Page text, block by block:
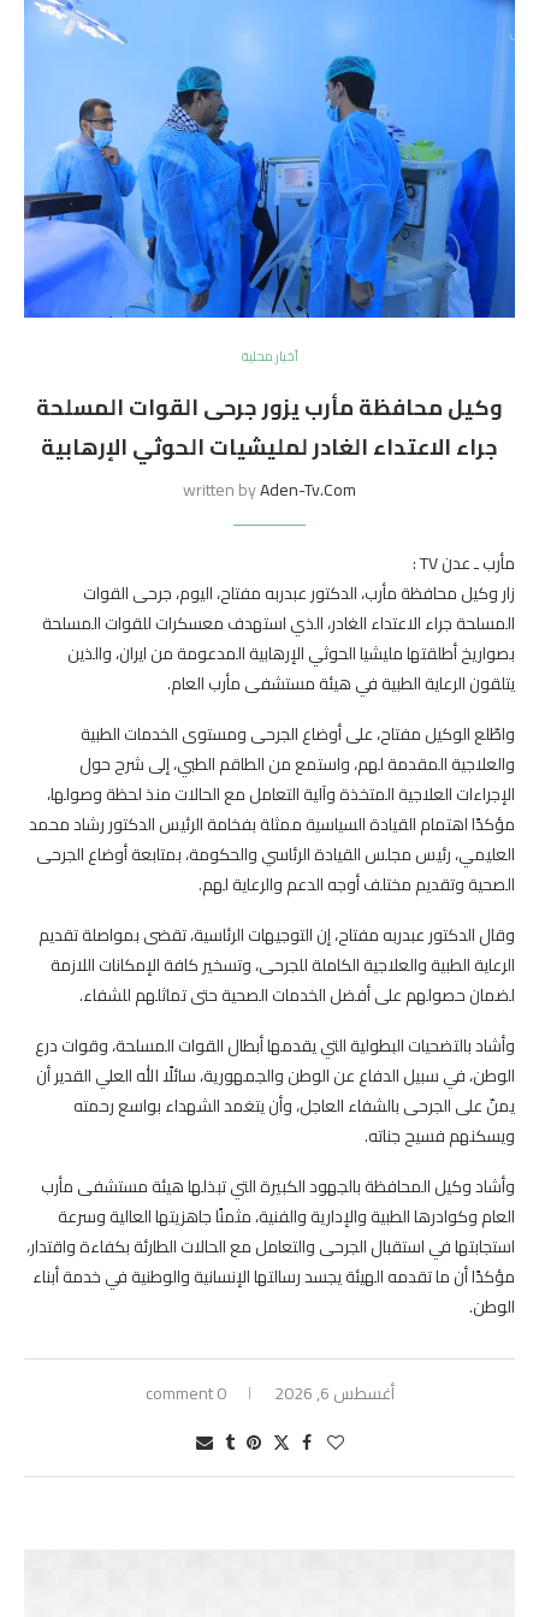
أخبار محلية
وكيل محافظة مأرب يزور جرحى القوات المسلحة
جراء الاعتداء الغادر لمليشيات الحوثي الإرهابية
written byAden-Tv.com
مأرب ـ عدن TV :
زار وكيل محافظة مأرب، الدكتور عبدربه مفتاح، اليوم، جرحى القوات
المسلحة جراء الاعتداء الغادر، الذي استهدف معسكرات للقوات المسلحة
بصواريخ أطلقتها مليشيا الحوثي الإرهابية المدعومة من ايران، والذين
يتلقون الرعاية الطبية في هيئة مستشفى مأرب العام.
واطّلع الوكيل مفتاح، على أوضاع الجرحى ومستوى الخدمات الطبية
والعلاجية المقدمة لهم، واستمع من الطاقم الطبي، إلى شرح حول
الإجراءات العلاجية المتخذة وآلية التعامل مع الحالات منذ لحظة وصولها،
مؤكدًا اهتمام القيادة السياسية ممثلة بفخامة الرئيس الدكتور رشاد محمد
العليمي، رئيس مجلس القيادة الرئاسي والحكومة، بمتابعة أوضاع الجرحى
الصحية وتقديم مختلف أوجه الدعم والرعاية لهم.
وقال الدكتور عبدربه مفتاح، إن التوجيهات الرئاسية، تقضى بمواصلة تقديم
الرعاية الطبية والعلاجية الكاملة للجرحى، وتسخير كافة الإمكانات اللازمة
لضمان حصولهم على أفضل الخدمات الصحية حتى تماثلهم للشفاء.
وأشاد بالتضحيات البطولية التي يقدمها أبطال القوات المسلحة، وقوات درع
الوطن، في سبيل الدفاع عن الوطن والجمهورية، سائلًا الله العلي القدير أن
يمنّ على الجرحى بالشفاء العاجل، وأن يتغمد الشهداء بواسع رحمته
ويسكنهم فسيح جناته.
وأشاد وكيل المحافظة بالجهود الكبيرة التي تبذلها هيئة مستشفى مأرب
العام وكوادرها الطبية والإدارية والفنية، مثمنًا جاهزيتها العالية وسرعة
استجابتها في استقبال الجرحى والتعامل مع الحالات الطارئة بكفاءة واقتدار،
مؤكدًا أن ما تقدمه الهيئة يجسد رسالتها الإنسانية والوطنية في خدمة أبناء
الوطن.
أغسطس 6, 2026 0 comment